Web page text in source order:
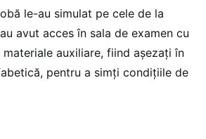
le-au simulat pe cele de la
avut acces în sala de examen cu
auxiliare, fiind așezați în
pentru a simți condițiile de